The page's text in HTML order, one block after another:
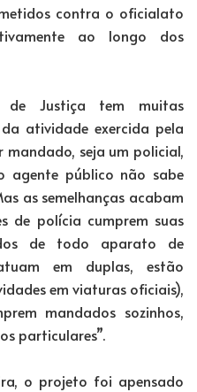
contra o oficialato
ao longo dos
Justiça tem muitas
atividade exercida pela
seja um policial,
agente público não sabe
as semelhanças acabam
de polícia cumprem suas
de todo aparato de
em duplas, estão
em viaturas oficiais),
mandados sozinhos,
particulares”.
o projeto foi apensado